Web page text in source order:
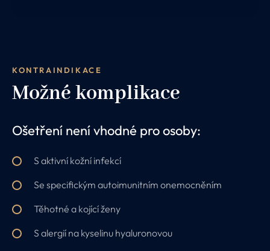
KONTRAINDIKACE
Možné komplikace
Ošetření není vhodné pro osoby:
S aktivní kožní infekcí
Se specifickým autoimunitním onemocněním
Těhotné a kojící ženy
S alergií na kyselinu hyaluronovou